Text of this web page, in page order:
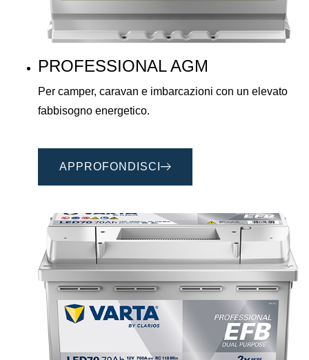
PROFESSIONAL AGM
Per camper, caravan e imbarcazioni con un elevato
fabbisogno energetico.
APPROFONDISCI